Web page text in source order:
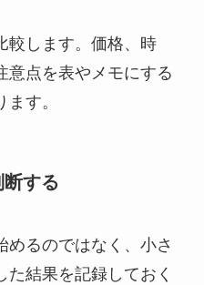
較します。価格、時
意点を表やメモにする
す。
する
めるのではなく、小さ
た結果を記録しておく